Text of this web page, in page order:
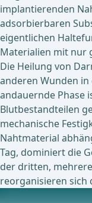
implantierenden
adsorbierbaren
eigentlichen
Materialien mit nur
Die Heilung von
anderen Wunden in
andauernde Phase
Blutbestandteilen
mechanische
Nahtmaterial
Tag, dominiert die
der dritten,
reorganisieren sich
Technische